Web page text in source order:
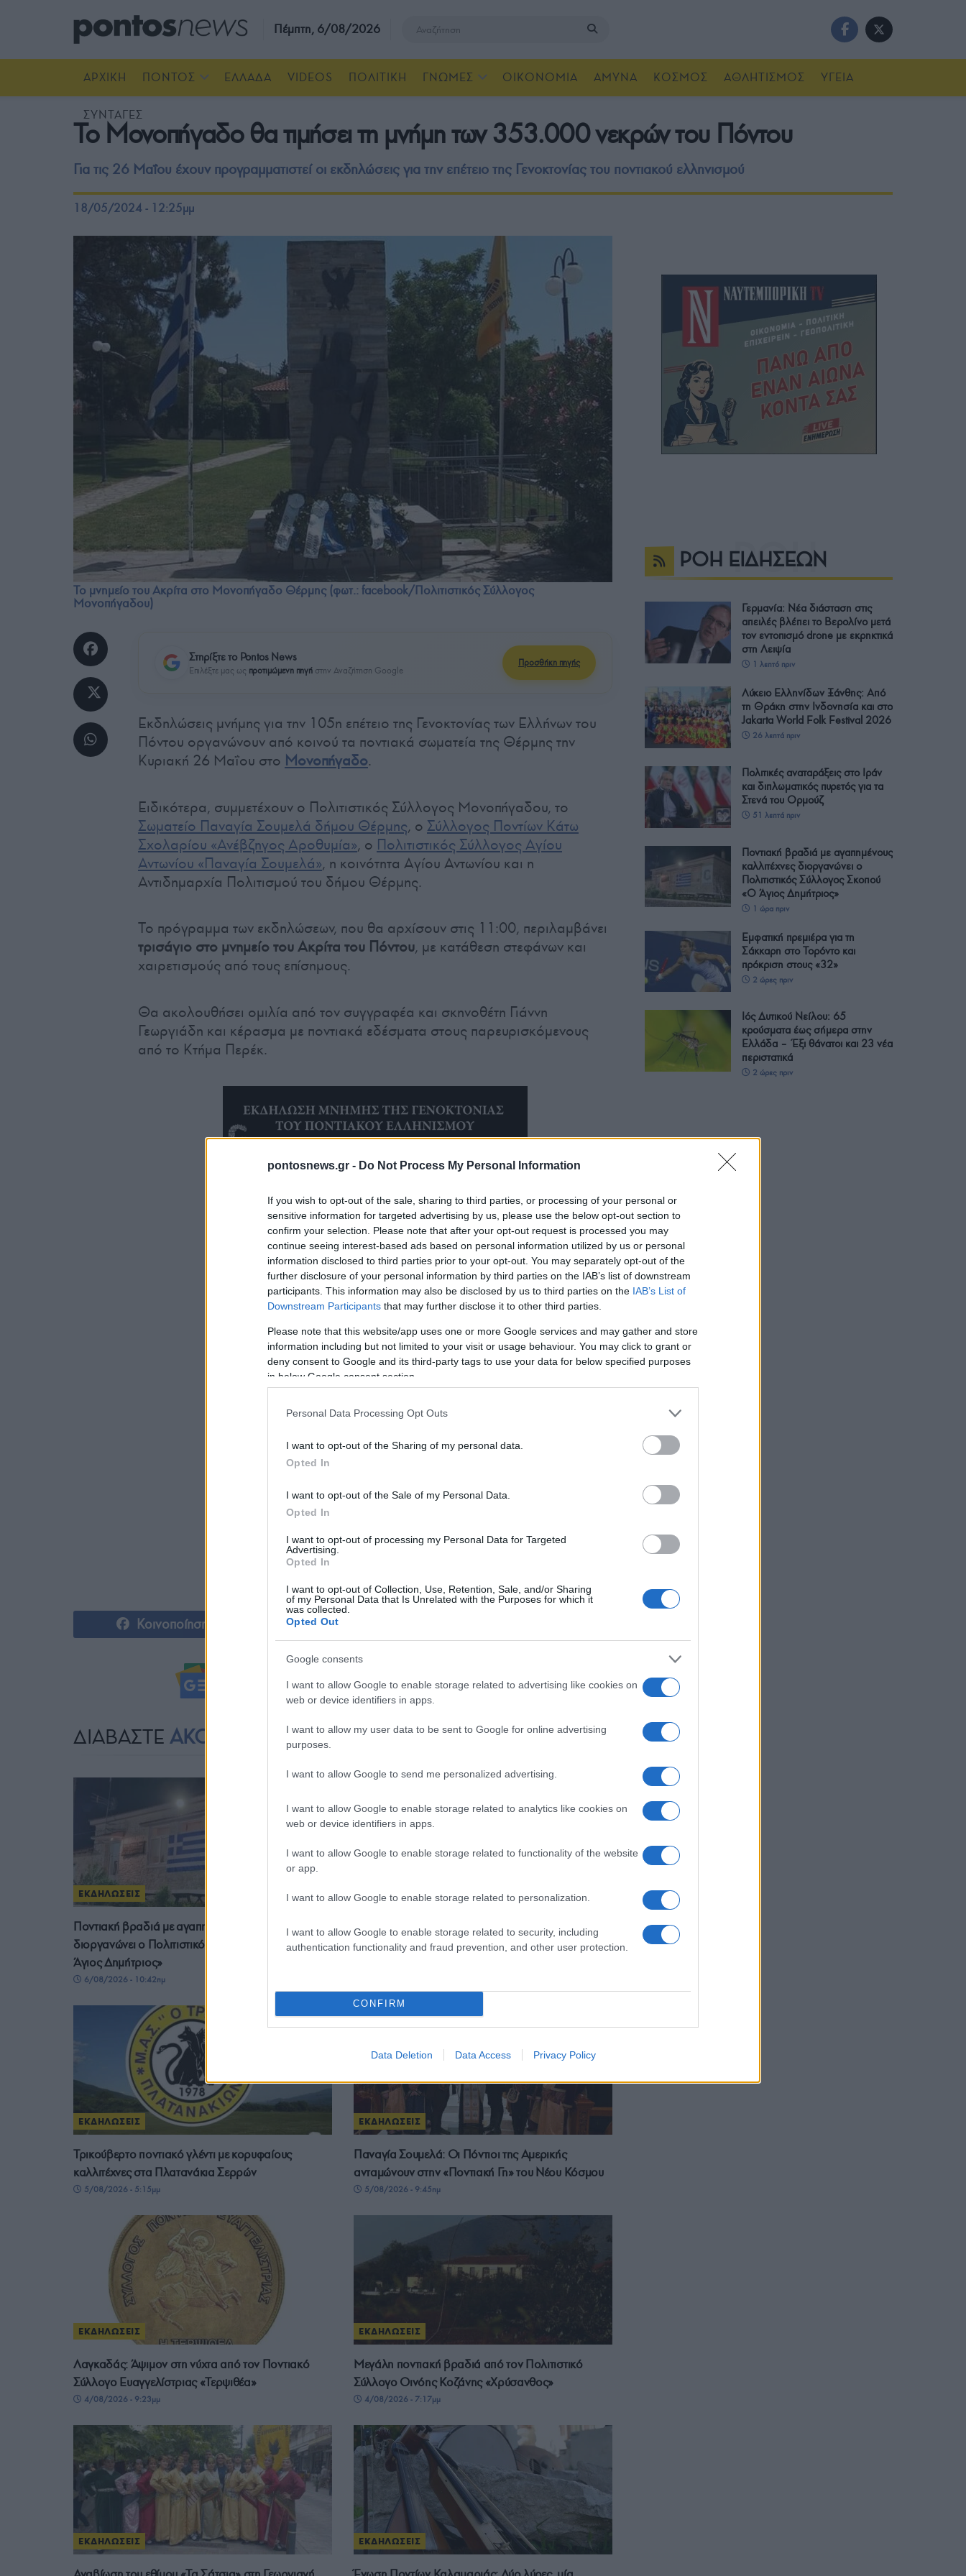
pontosnews.gr - Do Not Process My Personal Information
If you wish to opt-out of the sale, sharing to third parties, or processing of your personal or
sensitive information for targeted advertising by us, please use the below opt-out section to
confirm your selection. Please note that after your opt-out request is processed you may
continue seeing interest-based ads based on personal information utilized by us or personal
information disclosed to third parties prior to your opt-out. You may separately opt-out of the
further disclosure of your personal information by third parties on the IAB’s list of downstream
participants. This information may also be disclosed by us to third parties on the IAB’s List of
Downstream Participants that may further disclose it to other third parties.
Please note that this website/app uses one or more Google services and may gather and store
information including but not limited to your visit or usage behaviour. You may click to grant or
deny consent to Google and its third-party tags to use your data for below specified purposes
in below Google consent section.
Personal Data Processing Opt Outs
I want to opt-out of the Sharing of my personal data.
Opted In
I want to opt-out of the Sale of my Personal Data.
Opted In
I want to opt-out of processing my Personal Data for Targeted
Advertising.
Opted In
I want to opt-out of Collection, Use, Retention, Sale, and/or Sharing
of my Personal Data that Is Unrelated with the Purposes for which it
was collected.
Opted Out
Google consents
I want to allow Google to enable storage related to advertising like cookies on
web or device identifiers in apps.
I want to allow my user data to be sent to Google for online advertising
purposes.
I want to allow Google to send me personalized advertising.
I want to allow Google to enable storage related to analytics like cookies on
web or device identifiers in apps.
I want to allow Google to enable storage related to functionality of the website
or app.
I want to allow Google to enable storage related to personalization.
I want to allow Google to enable storage related to security, including
authentication functionality and fraud prevention, and other user protection.
CONFIRM
Data Deletion Data Access Privacy Policy
Πέμπτη, 6/08/2026
ΑΡΧΙΚΗ ΠΟΝΤΟΣ ΕΛΛΑΔΑ VIDEOS ΠΟΛΙΤΙΚΗ ΓΝΩΜΕΣ ΟΙΚΟΝΟΜΙΑ ΑΜΥΝΑ ΚΟΣΜΟΣ ΑΘΛΗΤΙΣΜΟΣ ΥΓΕΙΑ
ΣΥΝΤΑΓΕΣ
Το Μονοπήγαδο θα τιμήσει τη μνήμη των 353.000 νεκρών του Πόντου
Για τις 26 Μαΐου έχουν προγραμματιστεί οι εκδηλώσεις για την επέτειο της Γενοκτονίας του ποντιακού ελληνισμού
18/05/2024 - 12:25μμ
Το μνημείο του Ακρίτα στο Μονοπήγαδο Θέρμης (φωτ.: facebook/Πολιτιστικός Σύλλογος
Μονοπήγαδου)
Στηρίξτε το Pontos News
Επιλέξτε μας ως προτιμώμενη πηγή στην Αναζήτηση Google
Προσθήκη πηγής
Εκδηλώσεις μνήμης για την 105η επέτειο της Γενοκτονίας των Ελλήνων του
Πόντου οργανώνουν από κοινού τα ποντιακά σωματεία της Θέρμης την
Κυριακή 26 Μαΐου στο Μονοπήγαδο.
Ειδικότερα, συμμετέχουν ο Πολιτιστικός Σύλλογος Μονοπήγαδου, το
Σωματείο Παναγία Σουμελά δήμου Θέρμης, ο Σύλλογος Ποντίων Κάτω
Σχολαρίου «Ανέβζηγος Αροθυμία», ο Πολιτιστικός Σύλλογος Αγίου
Αντωνίου «Παναγία Σουμελά», η κοινότητα Αγίου Αντωνίου και η
Αντιδημαρχία Πολιτισμού του δήμου Θέρμης.
Το πρόγραμμα των εκδηλώσεων, που θα αρχίσουν στις 11:00, περιλαμβάνει
τρισάγιο στο μνημείο του Ακρίτα του Πόντου, με κατάθεση στεφάνων και
χαιρετισμούς από τους επίσημους.
Θα ακολουθήσει ομιλία από τον συγγραφέα και σκηνοθέτη Γιάννη
Γεωργιάδη και κέρασμα με ποντιακά εδέσματα στους παρευρισκόμενους
από το Κτήμα Περέκ.
Κοινοποίηση
Ακολουθήστε μας στοGoogle News
ΔΙΑΒΑΣΤΕ ΑΚΟΜΗ
ΕΚΔΗΛΩΣΕΙΣ
Ποντιακή βραδιά με αγαπημένους καλλιτέχνες
διοργανώνει ο Πολιτιστικός Σύλλογος Σκοπού «Ο
Άγιος Δημήτριος»
6/08/2026 - 10:42πμ
ΕΚΔΗΛΩΣΕΙΣ
Ποντιακή βραδιά από τον Σύλλογο Ποντίων
Κρηνίδων Καβάλας «Το Βυζάντιο»
ΕΚΔΗΛΩΣΕΙΣ
Τρικούβερτο ποντιακό γλέντι με κορυφαίους
καλλιτέχνες στα Πλατανάκια Σερρών
5/08/2026 - 5:15μμ
ΕΚΔΗΛΩΣΕΙΣ
Παναγία Σουμελά: Οι Πόντιοι της Αμερικής
ανταμώνουν στην «Ποντιακή Γη» του Νέου Κόσμου
5/08/2026 - 9:45πμ
ΕΚΔΗΛΩΣΕΙΣ
Λαγκαδάς: Άψιμον στη νύχτα από τον Ποντιακό
Σύλλογο Ευαγγελίστριας «Τερψιθέα»
4/08/2026 - 9:23μμ
ΕΚΔΗΛΩΣΕΙΣ
Μεγάλη ποντιακή βραδιά από τον Πολιτιστικό
Σύλλογο Οινόης Κοζάνης «Χρύσανθος»
4/08/2026 - 7:17μμ
ΕΚΔΗΛΩΣΕΙΣ ΕΚΔΗΛΩΣΕΙΣ
ΡΟΗ ΕΙΔΗΣΕΩΝ
Γερμανία: Νέα διάσταση στις
απειλές βλέπει το Βερολίνο μετά
τον εντοπισμό drone με εκρηκτικά
στη Λειψία
1 λεπτό πριν
Λύκειο Ελληνίδων Ξάνθης: Από
τη Θράκη στην Ινδονησία και στο
Jakarta World Folk Festival 2026
26 λεπτά πριν
Πολιτικές αναταράξεις στο Ιράν
και διπλωματικός πυρετός για τα
Στενά του Ορμούζ
51 λεπτά πριν
Ποντιακή βραδιά με αγαπημένους
καλλιτέχνες διοργανώνει ο
Πολιτιστικός Σύλλογος Σκοπού
«Ο Άγιος Δημήτριος»
1 ώρα πριν
Εμφατική πρεμιέρα για τη
Σάκκαρη στο Τορόντο και
πρόκριση στους «32»
2 ώρες πριν
Ιός Δυτικού Νείλου: 65
κρούσματα έως σήμερα στην
Ελλάδα – Έξι θάνατοι και 23 νέα
περιστατικά
2 ώρες πριν